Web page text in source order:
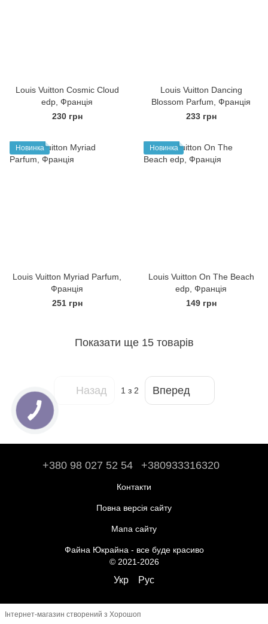
Louis Vuitton Cosmic Cloud
edp, Франція
230 грн
Louis Vuitton Dancing
Blossom Parfum, Франція
233 грн
Новинка
Louis Vuitton Myriad Parfum,
Франція
251 грн
Новинка
Louis Vuitton On The Beach
edp, Франція
149 грн
Показати ще 15 товарів
Назад 1 з 2 Вперед
+380 98 027 52 54 +380933316320
Контакти
Повна версія сайту
Мапа сайту
Файна Юкрайна - все буде красиво
© 2021-2026
Укр Рус
Інтернет-магазин створений з Хорошоп